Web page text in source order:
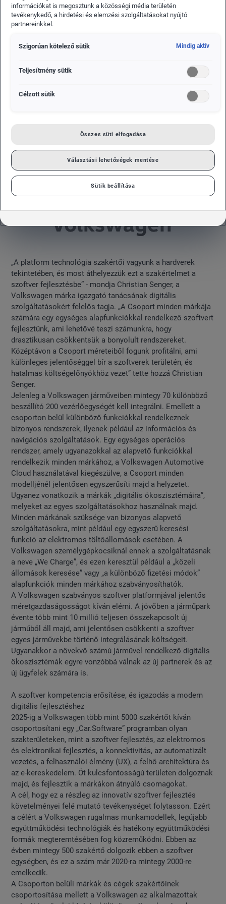
rendszerből, és a Volkswagen Automotive Cloudból
áll majd. 2025-ig a Csoport minden új modellje
ezen a szoftver platformon fog futni. Az első, ezen
a szoftver platformon alapuló jármű az ID.31) lesz,
mutatkozik be, és jelenleg több mint 20.000
„A platform technológia szakértői vagyunk a hardverek
tekintetében, és most áthelyezzük ezt a szakértelmet a
szoftver fejlesztésbe” - mondja Christian Senger, a
Volkswagen márka igazgató tanácsának digitális
szolgáltatásokért felelős tagja. „A Csoport minden márkája
számára egy egységes alapfunkciókkal rendelkező szoftvert
fejlesztünk, ami lehetővé teszi számunkra, hogy
drasztikusan csökkentsük a bonyolult rendszereket.
Középtávon a Csoport méreteiből fogunk profitálni, ami
különleges jelentőséggel bír a szoftverek területén, és
hatalmas költségelőnyökhöz vezet” tette hozzá Christian
Senger.
Jelenleg a Volkswagen járműveiben mintegy 70 különböző
beszállító 200 vezérlőegységét kell integrálni. Emellett a
csoporton belül különböző funkciókkal rendelkeznek
bizonyos rendszerek, ilyenek például az információs és
navigációs szolgáltatások. Egy egységes operációs
rendszer, amely ugyanazokkal az alapvető funkciókkal
rendelkezik minden márkához, a Volkswagen Automotive
Cloud használatával kiegészülve, a Csoport minden
modelljénél jelentősen egyszerűsíti majd a helyzetet.
Ugyanez vonatkozik a márkák „digitális ökoszisztémáira”,
melyeket az egyes szolgáltatásokhoz használnak majd.
Minden márkának szüksége van bizonyos alapvető
szolgáltatásokra, mint például egy egyszerű keresési
funkció az elektromos töltőállomások esetében. A
Volkswagen személygépkocsiknál ennek a szolgáltatásnak
a neve „We Charge”, és ezen keresztül például a „közeli
állomások keresése” vagy „a különböző fizetési módok”
alapfunkciók minden márkához szabványosíthatók.
A Volkswagen szabványos szoftver platformjával jelentős
méretgazdaságosságot kíván elérni. A jövőben a járműpark
évente több mint 10 millió teljesen összekapcsolt új
járműből áll majd, ami jelentősen csökkenti a szoftver
egyes járművekbe történő integrálásának költségeit.
Ugyanakkor a növekvő számú járművel rendelkező digitális
ökoszisztémák egyre vonzóbbá válnak az új partnerek és az
új ügyfelek számára is.
A szoftver kompetencia erősítése, és igazodás a modern
digitális fejlesztéshez
2025-ig a Volkswagen több mint 5000 szakértőt kíván
csoportosítani egy „Car.Software” programban olyan
szakterületeken, mint a szoftver fejlesztés, az elektromos
és elektronikai fejlesztés, a konnektivitás, az automatizált
vezetés, a felhasználói élmény (UX), a felhő architektúra és
az e-kereskedelem. Öt kulcsfontosságú területen dolgoznak
majd, és fejlesztik a márkákon átnyúló csomagokat.
A cél, hogy ez a részleg az innovatív szoftver fejlesztés
követelményei felé mutató tevékenységet folytasson. Ezért
a célért a Volkswagen rugalmas munkamodellek, legújabb
együttműködési technológiák és hatékony együttműködési
formák megteremtésében fog közreműködni. Ebben az
évben mintegy 500 szakértő dolgozik ebben a szoftver
egységben, és ez a szám már 2020-ra mintegy 2000-re
emelkedik.
A Csoporton belüli márkák és cégek szakértőinek
csoportosítása mellett a Volkswagen az alkalmazottak
információkat is megosztunk a közösségi média területén
tevékenykedő, a hirdetési és elemzési szolgáltatásokat nyújtó
partnereinkkel.
Szigorúan kötelező sütik Mindig aktív
Teljesítmény sütik
Célzott sütik
Összes süti elfogadása
Választási lehetőségek mentése
Sütik beállítása